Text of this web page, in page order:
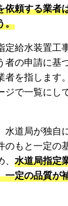
依頼する業者
。
定給水装置工
者の申請に基
者を指します
ジで一覧にし
水道局が独自
のもと一定の
水道局指定
一定の品質が